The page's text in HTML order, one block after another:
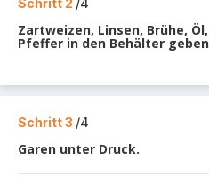
Schritt 2 /4
Zartweizen, Linsen, Brühe,
Pfeffer in den Behälter
Schritt 3 /4
Garen unter Druck.